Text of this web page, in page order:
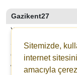
Gazikent27
YAZARLAR
SON DAKİKA
GALERİLER
WEBTV
Sitemizde,
internet
amacıyla